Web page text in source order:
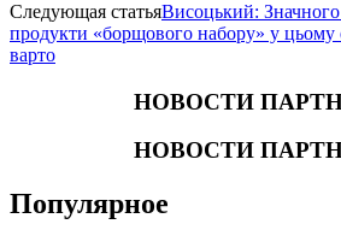
Следующая статьяВисоцький:
продукти «борщового набору» у цьому
варто
НОВОСТИ
НОВОСТИ
Популярное